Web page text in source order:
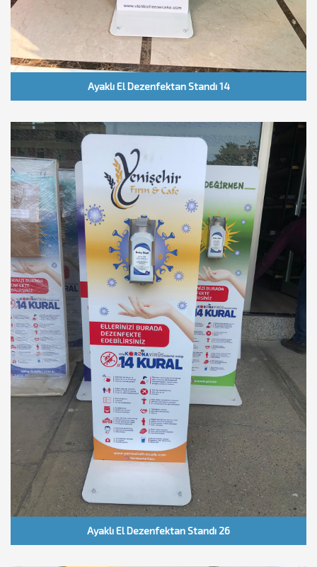
Ayaklı El Dezenfektan Standı 14
Ayaklı El Dezenfektan Standı 26